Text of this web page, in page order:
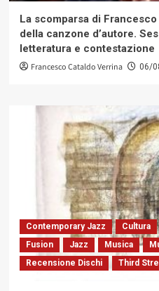
La scomparsa di
della canzone d’autore.
letteratura e contestazione
Francesco Cataldo Verrina 06/
Contemporary Jazz Cultura
Fusion
Jazz Musica
Recensione Dischi
Third